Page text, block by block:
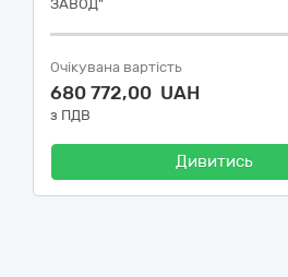
ЗАВОД"
Очікувана вартість
680 772,00 UAH
з ПДВ
Дивитись